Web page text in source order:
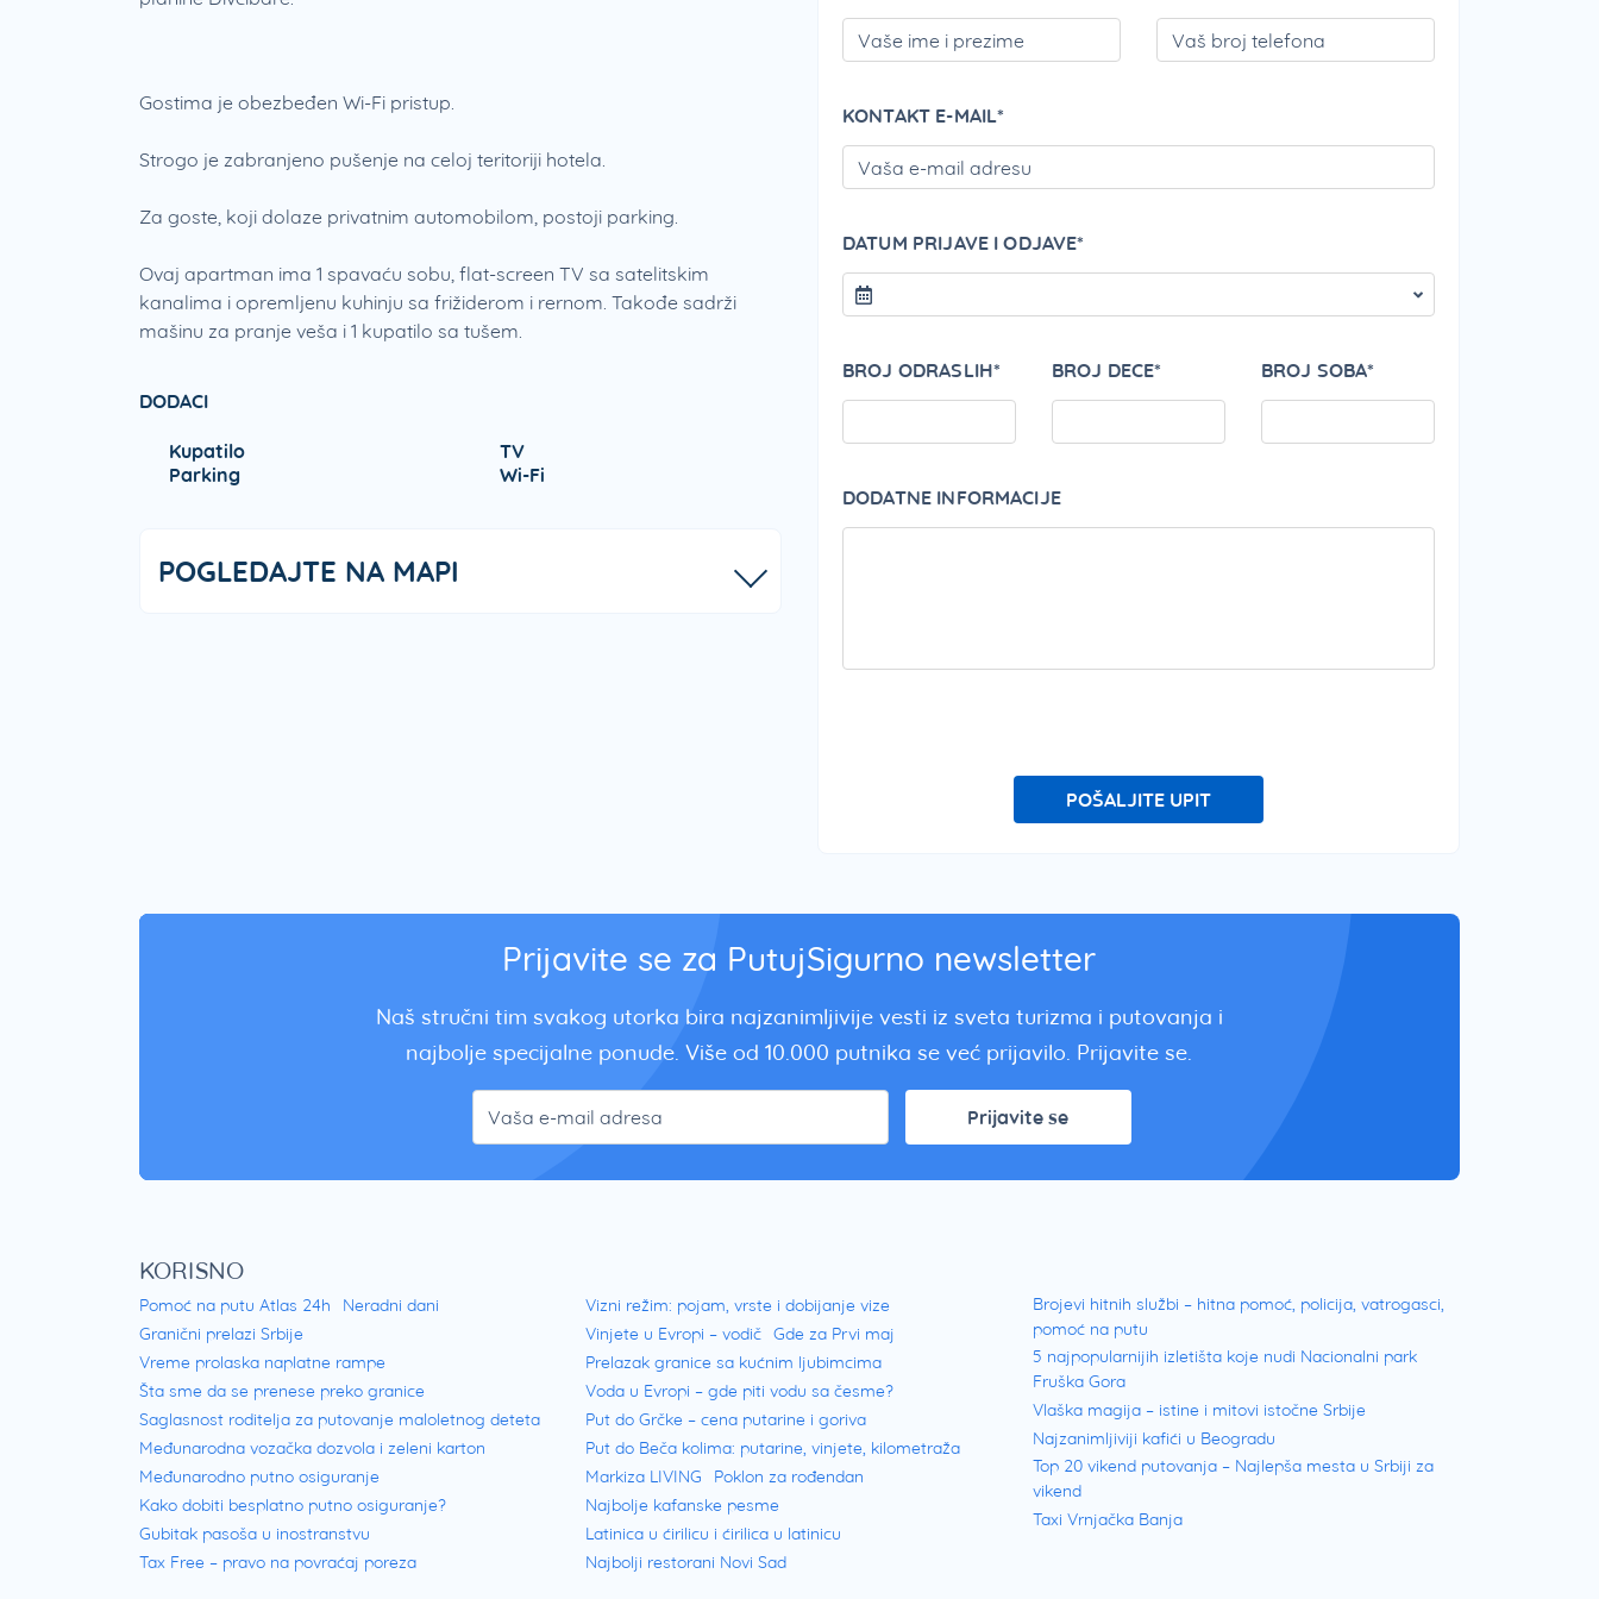
Gostima je obezbeđen Wi-Fi pristup.
Strogo je zabranjeno pušenje na celoj teritoriji hotela.
Za goste, koji dolaze privatnim automobilom, postoji parking.
Ovaj apartman ima 1 spavaću sobu, flat-screen TV sa satelitskim
kanalima i opremljenu kuhinju sa frižiderom i rernom. Takođe sadrži
mašinu za pranje veša i 1 kupatilo sa tušem.
DODACI
Kupatilo
Parking
TV
Wi-Fi
POGLEDAJTE NA MAPI
KONTAKT E-MAIL*
DATUM PRIJAVE I ODJAVE*
BROJ ODRASLIH* BROJ DECE* BROJ SOBA*
DODATNE INFORMACIJE
POŠALJITE UPIT
Prijavite se za PutujSigurno newsletter
Naš stručni tim svakog utorka bira najzanimljivije vesti iz sveta turizma i putovanja i
najbolje specijalne ponude. Više od 10.000 putnika se već prijavilo. Prijavite se.
Prijavite se
KORISNO
Pomoć na putu Atlas 24h
Neradni dani
Granični prelazi Srbije
Vreme prolaska naplatne rampe
Šta sme da se prenese preko granice
Saglasnost roditelja za putovanje maloletnog deteta
Međunarodna vozačka dozvola i zeleni karton
Međunarodno putno osiguranje
Kako dobiti besplatno putno osiguranje?
Gubitak pasoša u inostranstvu
Tax Free – pravo na povraćaj poreza
Vizni režim: pojam, vrste i dobijanje vize
Vinjete u Evropi – vodič Gde za Prvi maj
Prelazak granice sa kućnim ljubimcima
Voda u Evropi – gde piti vodu sa česme?
Put do Grčke – cena putarine i goriva
Put do Beča kolima: putarine, vinjete, kilometraža
Markiza LIVING
Poklon za rođendan
Najbolje kafanske pesme
Latinica u ćirilicu i ćirilica u latinicu
Najbolji restorani Novi Sad
Brojevi hitnih službi – hitna pomoć, policija, vatrogasci,
pomoć na putu
5 najpopularnijih izletišta koje nudi Nacionalni park
Fruška Gora
Vlaška magija – istine i mitovi istočne Srbije
Najzanimljiviji kafići u Beogradu
Top 20 vikend putovanja – Najlepša mesta u Srbiji za
vikend
Taxi Vrnjačka Banja